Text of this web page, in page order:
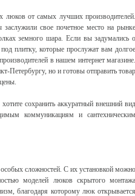
от самых лучших производителей.
свое почетное место на рынке
земного шара. Если вы задумались о
плитку, которые прослужат вам долгое
в нашем интернет магазине.
Петербургу, но и готовы отправить товар
сохранить аккуратный внешний
коммуникациям и сантехническим
сложностей. С их установкой можно
моделей люков скрытого монтажа
благодаря которому люк открывается